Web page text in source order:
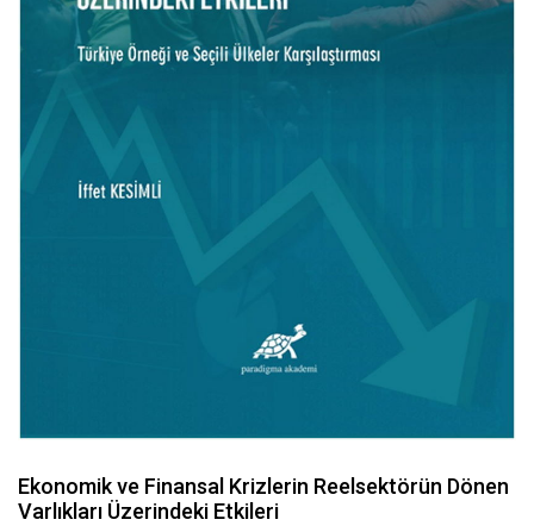
Ekonomik ve Finansal Krizlerin Reelsektörün Dönen
Varlıkları Üzerindeki Etkileri